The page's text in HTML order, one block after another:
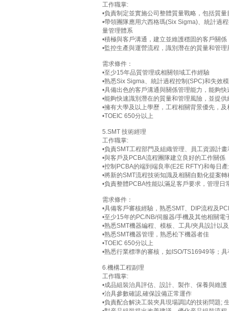
工作職掌:
•負責制定並實施公司整體質量戰略，包括質
•帶領團隊應用六西格瑪(Six Sigma)、統計過
量管理體系
•積極與客戶溝通，建立並維護穩固的客戶關
•監控生產與運營流程，識別潛在的質量和管
需求條件：
•至少15年品質管理或相關領域工作經驗
•熟悉Six Sigma、統計過程控制(SPC)和失效
•具備出色的客戶溝通與關係管理能力，能夠
•能夠快速識別潛在的質量和管理風險，並提
•擁有大學及以上學歷，工程相關背景優先，
•TOEIC 650分以上
5.SMT 技術經理
工作職掌:
•負責SMT工程部門及組織管理、員工資源計
•與客戶及PCBA流程團隊建立良好的工作關係
•控制PCBA的端到端良率(E2E RFTY)和每日
•將新的SMT流程技術知識及相關自動化提案
•負責整體PCBA性能以滿足客戶要求，管理日
需求條件：
•具備客戶審核經驗，熟悉SMT、DIP流程及
•至少15年的PC/NB/伺服器/手機及其他相關電
•熟悉SMT機器編程、模板、工具/夾具設計以
•熟悉SMT機器管理，熟悉松下機器者佳
•TOEIC 650分以上
•熟悉行業標準的審核，如ISO/TS16949等；
6.機構工程副理
工作職掌:
•成品組裝治具評估、設計、製作、保養與維護
•治具參數確認,確保設備正常運作
•負責配合解決工裝夾具現場調試的技術問題;